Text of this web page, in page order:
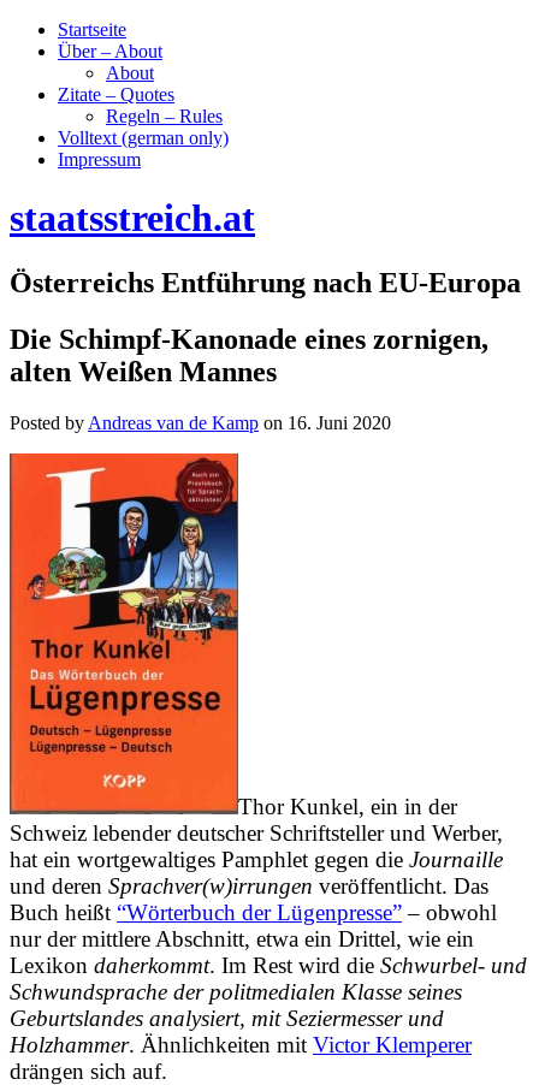
Startseite
Über – About
About
Zitate – Quotes
Regeln – Rules
Volltext (german only)
Impressum
staatsstreich.at
Österreichs Entführung nach EU-Europa
Die Schimpf-Kanonade eines zornigen,
alten Weißen Mannes
Posted by Andreas van de Kamp on 16. Juni 2020
Thor Kunkel, ein in der
Schweiz lebender deutscher Schriftsteller und Werber,
hat ein wortgewaltiges Pamphlet gegen die Journaille
und deren Sprachver(w)irrungen veröffentlicht. Das
Buch heißt “Wörterbuch der Lügenpresse”– obwohl
nur der mittlere Abschnitt, etwa ein Drittel, wie ein
Lexikon daherkommt. Im Rest wird die Schwurbel- und
Schwundsprache der politmedialen Klasse seines
Geburtslandes analysiert, mit Seziermesser und
Holzhammer. Ähnlichkeiten mit Victor Klemperer
drängen sich auf.